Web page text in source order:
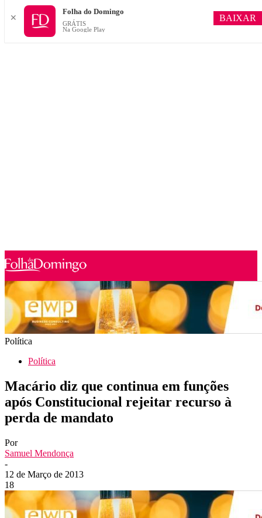
Política
Política
Macário diz que continua em funções
após Constitucional rejeitar recurso à
perda de mandato
Por
Samuel Mendonça
-
12 de Março de 2013
18
✕
Folha do Domingo
GRÁTIS
Na Google Play
BAIXAR